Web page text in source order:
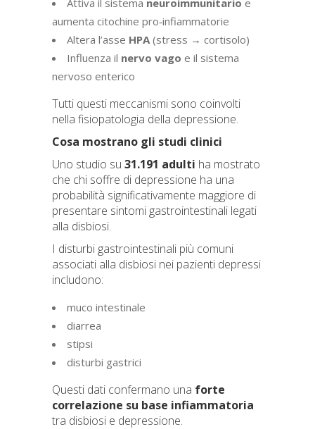
aumenta citochine pro‑infiammatorie
Altera l’asse HPA (stress → cortisolo)
Influenza il nervo vago e il sistema
nervoso enterico
Tutti questi meccanismi sono coinvolti
nella fisiopatologia della depressione.
Cosa mostrano gli studi clinici
Uno studio su 31.191 adulti ha mostrato
che chi soffre di depressione ha una
probabilità significativamente maggiore di
presentare sintomi gastrointestinali legati
alla disbiosi.
I disturbi gastrointestinali più comuni
associati alla disbiosi nei pazienti depressi
includono:
muco intestinale
diarrea
stipsi
disturbi gastrici
Questi dati confermano una forte
correlazione su base infiammatoria
tra disbiosi e depressione.